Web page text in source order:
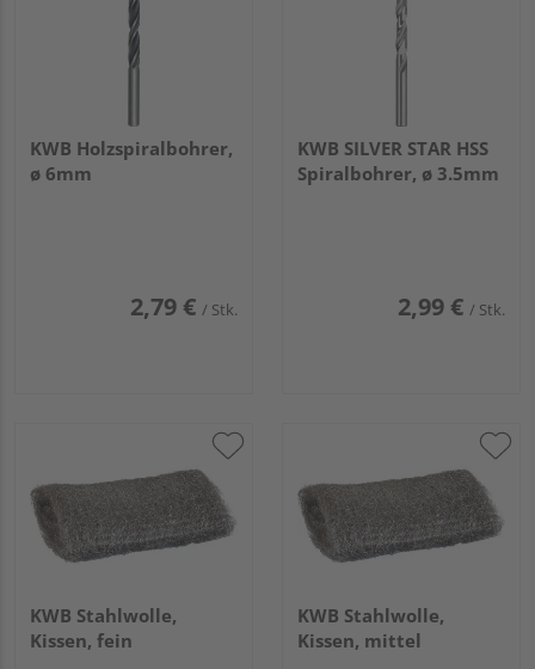
KWB Holzspiralbohrer,
ø 6mm
2,79 € / Stk.
KWB SILVER STAR HSS
Spiralbohrer, ø 3.5mm
2,99 € / Stk.
KWB Stahlwolle,
Kissen, fein
KWB Stahlwolle,
Kissen, mittel